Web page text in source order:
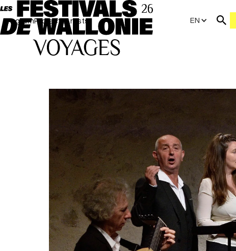
ProgramProjectsArtists EN